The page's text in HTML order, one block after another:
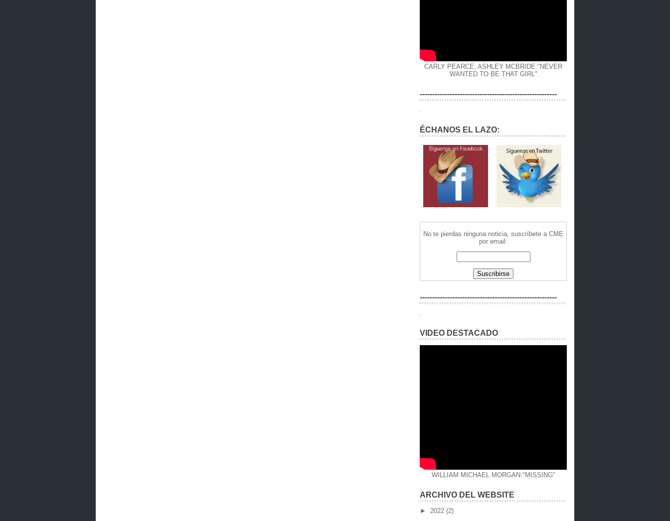
CARLY PEARCE, ASHLEY MCBRIDE:"NEVER
WANTED TO BE THAT GIRL"
-------------------------------------------------------
ÉCHANOS EL LAZO:
No te pierdas ninguna noticia, suscríbete a CME
por email:
-------------------------------------------------------
VIDEO DESTACADO
WILLIAM MICHAEL MORGAN:"MISSING"
ARCHIVO DEL WEBSITE
► 2022 (2)